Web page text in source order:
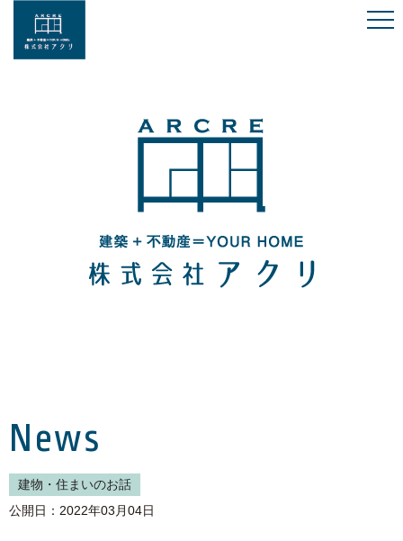
News
建物・住まいのお話
公開日：2022年03月04日